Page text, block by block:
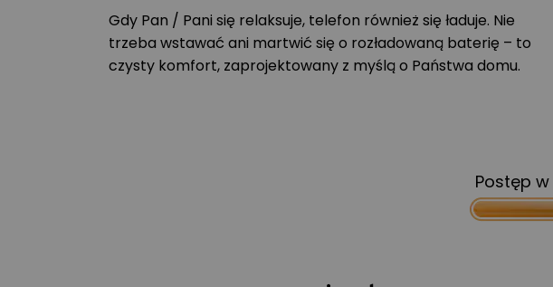
Gdy Pan / Pani się relaksuje, telefon również się ładuje. Nie
trzeba wstawać ani martwić się o rozładowaną baterię – to
czysty komfort, zaprojektowany z myślą o Państwa domu.
Postęp